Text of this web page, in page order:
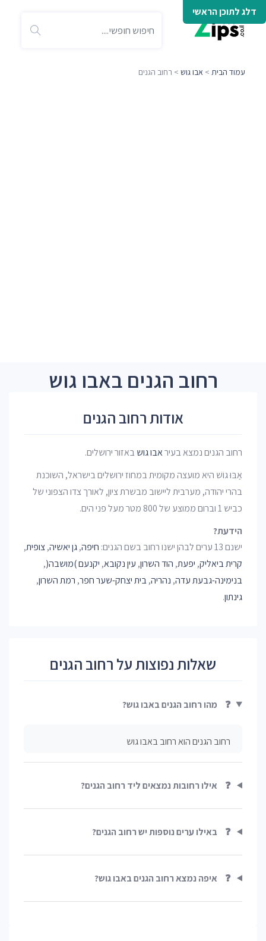
דלג לתוכן הראשי
עמוד הבית > אבו גוש > רחוב הגנים
רחוב הגנים באבו גוש
אודות רחוב הגנים
רחוב הגנים נמצא בעיראבו גוש באזור ירושלים.
אַבּוּ גוֹשׁ היא מועצה מקומית במחוז ירושלים בישראל, השוכנת
בהרי יהודה, מערבית ליישוב מבשרת ציון, לאורך צדו הצפוני של
כביש 1 וברום ממוצע של 800 מטר מעל פני הים.
הידעת?
ישנם 13 ערים לבהן ישנו רחוב בשם הגנים:
חיפה,גן יאשיה,צופית,
קרית ביאליק, יפעת, הוד השרון, עין נקובא, יקנעם )מושבה(,
בנימינה-גבעת עדה, נהריה,בית יצחק-שער חפר, רמת השרון,
גינתון.
שאלות נפוצות על רחוב הגנים
❓ מהו רחוב הגנים באבו גוש?
רחוב הגנים הוא רחוב באבו גוש
❓ אילו רחובות נמצאים ליד רחוב הגנים?
❓ באילו ערים נוספות יש רחוב הגנים?
❓ איפה נמצא רחוב הגנים באבו גוש?